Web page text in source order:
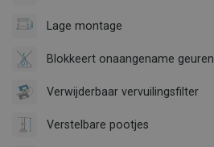
Lage montage
Blokkeert onaangename geuren
Verwijderbaar vervuilingsfilter
Verstelbare pootjes